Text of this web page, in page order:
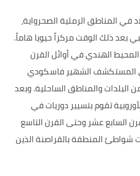
في المناطق الرملية الصحرواية،
بعد ذلك الوقت مركزاً حيويا هاماً.
المحيط الهندي في أوائل القرن
المستكشف الشهير فاسكودي
البلدات والمناطق الساحلية.وبعد
تقوم بتسيير دوريات في
السابع عشر وحتى القرن التاسع
شواطئ المنطقة بالقراصنة الذين